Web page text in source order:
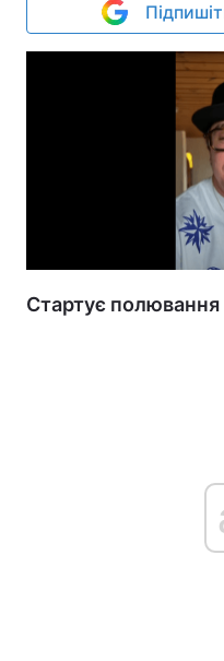
Стартує полювання